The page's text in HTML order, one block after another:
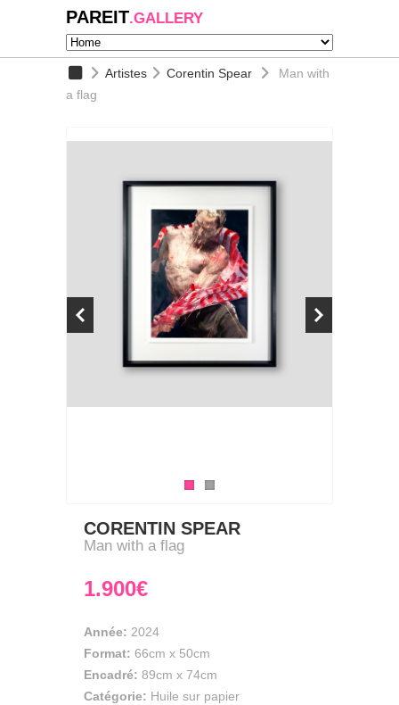
PAREIT.GALLERY
Artistes Corentin Spear
Man with
a flag
CORENTIN SPEAR
Man with a flag
1.900€
Année: 2024
Format: 66cm x 50cm
Encadré: 89cm x 74cm
Catégorie: Huile sur papier